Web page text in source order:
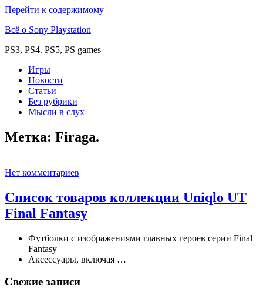
Перейти к содержимому
Всё о Sony Playstation
PS3, PS4. PS5, PS games
Игры
Новости
Статьи
Без рубрики
Мысли в слух
Метка: Firaga.
Нет комментариев
Список товаров коллекции Uniqlo UT
Final Fantasy
Футболки с изображениями главных героев серии Final
Fantasy
Аксессуары, включая …
Свежие записи